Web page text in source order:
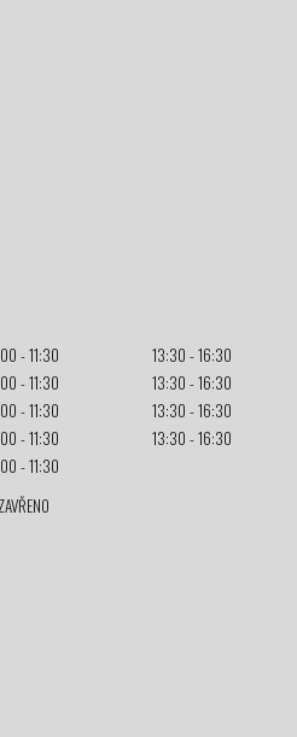
- 11:30
13:30 - 16:30
- 11:30
13:30 - 16:30
- 11:30
13:30 - 16:30
- 11:30
13:30 - 16:30
- 11:30
ZAVŘENO